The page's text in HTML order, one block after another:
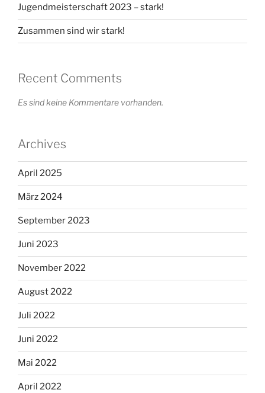
Jugendmeisterschaft 2023 – stark!
Zusammen sind wir stark!
Recent Comments
Es sind keine Kommentare vorhanden.
Archives
April 2025
März 2024
September 2023
Juni 2023
November 2022
August 2022
Juli 2022
Juni 2022
Mai 2022
April 2022